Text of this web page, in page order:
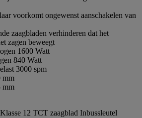
voorkomt ongewenst aanschakelen van
zaagbladen verhinderen dat het
zagen beweegt
1600 Watt
840 Watt
3000 spm
mm
mm
12 TCT zaagblad Inbussleutel